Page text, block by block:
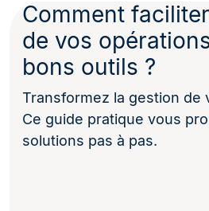
Comment
de vos
bons outils ?
Transformez la gestion de
Ce guide pratique vous
solutions pas à pas.